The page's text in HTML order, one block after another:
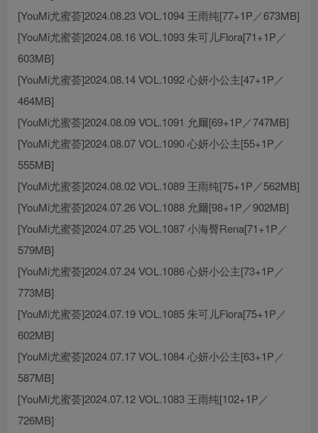
[YouMi尤蜜荟]2024.08.23 VOL.1094 王雨纯[77+1P／673MB]
[YouMi尤蜜荟]2024.08.16 VOL.1093 朱可儿Flora[71+1P／
603MB]
[YouMi尤蜜荟]2024.08.14 VOL.1092 心妍小公主[47+1P／
464MB]
[YouMi尤蜜荟]2024.08.09 VOL.1091 允爾[69+1P／747MB]
[YouMi尤蜜荟]2024.08.07 VOL.1090 心妍小公主[55+1P／
555MB]
[YouMi尤蜜荟]2024.08.02 VOL.1089 王雨纯[75+1P／562MB]
[YouMi尤蜜荟]2024.07.26 VOL.1088 允爾[98+1P／902MB]
[YouMi尤蜜荟]2024.07.25 VOL.1087 小海臀Rena[71+1P／
579MB]
[YouMi尤蜜荟]2024.07.24 VOL.1086 心妍小公主[73+1P／
773MB]
[YouMi尤蜜荟]2024.07.19 VOL.1085 朱可儿Flora[75+1P／
602MB]
[YouMi尤蜜荟]2024.07.17 VOL.1084 心妍小公主[63+1P／
587MB]
[YouMi尤蜜荟]2024.07.12 VOL.1083 王雨纯[102+1P／
726MB]